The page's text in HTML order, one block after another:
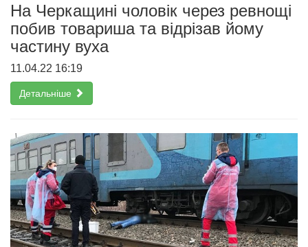
На Черкащині чоловік через ревнощі
побив товариша та відрізав йому
частину вуха
11.04.22 16:19
Детальніше